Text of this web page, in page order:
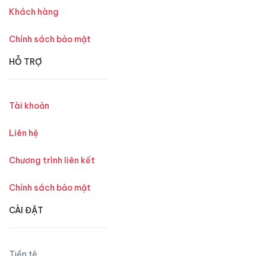
Khách hàng
Chính sách bảo mật
HỖ TRỢ
Tài khoản
Liên hệ
Chương trình liên kết
Chính sách bảo mật
CÀI ĐẶT